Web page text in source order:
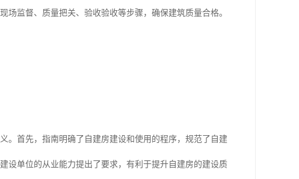
监督、质量把关、验收验收等步骤，确保建筑质量合格。
。首先，指南明确了自建房建设和使用的程序，规范了自建
设单位的从业能力提出了要求，有利于提升自建房的建设质